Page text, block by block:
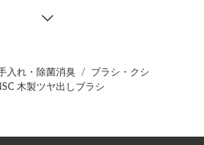
入れ・除菌消臭
ブラシ・クシ
木製ツヤ出しブラシ